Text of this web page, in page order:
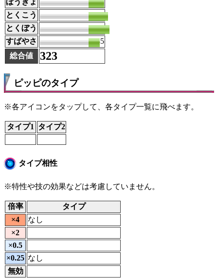
とくこう
60
とくぼう
65
すばやさ
35
総合値
323
ピッピのタイプ
※各アイコンをタップして、各タイプ一覧に飛べます。
タイプ1 タイプ2
タイプ相性
※特性や技の効果などは考慮していません。
倍率
タイプ
×4
なし
×2
×0.5
×0.25 なし
無効